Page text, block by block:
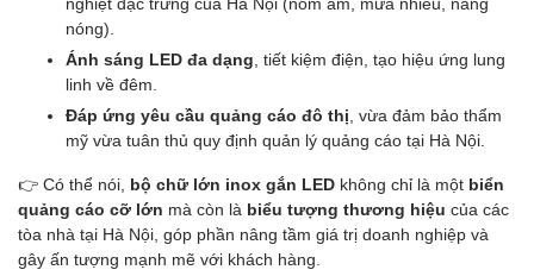
nóng).
Ánh sáng LED đa dạng , tiết kiệm điện, tạo hiệu ứng lung
linh về đêm.
Đáp ứng yêu cầu quảng cáo đô thị , vừa đảm bảo thẩm
mỹ vừa tuân thủ quy định quản lý quảng cáo tại Hà Nội.
👉 Có thể nói, bộ chữ lớn inox gắn LED không chỉ là một biển
quảng cáo cỡ lớn mà còn là biểu tượng thương hiệu của các
tòa nhà tại Hà Nội, góp phần nâng tầm giá trị doanh nghiệp và
gây ấn tượng mạnh mẽ với khách hàng.